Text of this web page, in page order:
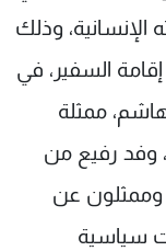
الإنسانية، وذلك
السفير، في
ممثلة
وفد رفيع من
وممثلون عن
سياسية